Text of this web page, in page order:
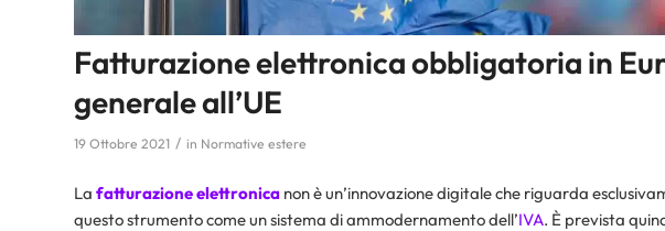
Fatturazione elettronica obbligatoria in
generale all’UE
19 Ottobre 2021 / in Normative estere
La fatturazione elettronica non è un’innovazione digitale che riguarda
questo strumento come un sistema di ammodernamento dell’IVA. È prevista